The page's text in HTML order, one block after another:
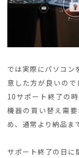
では実際にパソコン
意した方が良いの
10サポート終了の
機器の買い替え需
め、通常より納品ま
サポート終了の日